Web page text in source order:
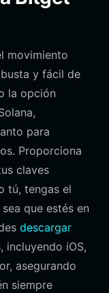
movimiento
y fácil de
la opción
para
Proporciona
claves
tú, tengas el
que estés en
descargar
incluyendo iOS,
asegurando
siempre